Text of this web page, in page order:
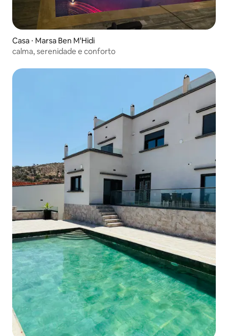
Casa ⋅ Marsa Ben M'Hidi
calma, serenidade e conforto